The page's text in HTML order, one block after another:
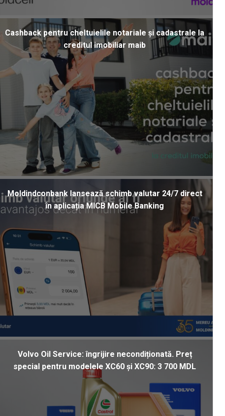
Cashback pentru cheltuielile notariale și cadastrale la
creditul imobiliar maib
Moldindconbank lansează schimb valutar 24/7 direct
în aplicația MICB Mobile Banking
Volvo Oil Service: îngrijire necondiționată. Preț
special pentru modelele XC60 și XC90: 3 700 MDL